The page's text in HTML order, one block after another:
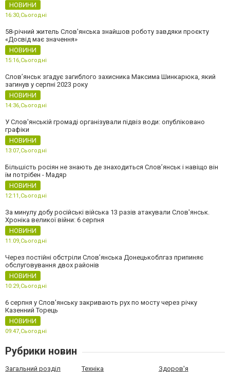
НОВИНИ
16:30,Сьогодні
58-річний житель Слов'янська знайшов роботу завдяки проєкту
«Досвід має значення»
НОВИНИ
15:16,Сьогодні
Слов’янськ згадує загиблого захисника Максима Шинкарюка, який
загинув у серпні 2023 року
НОВИНИ
14:36,Сьогодні
У Слов'янській громаді організували підвіз води: опубліковано
графіки
НОВИНИ
13:07,Сьогодні
Більшість росіян не знають де знаходиться Слов’янськ і навіщо він
їм потрібен - Мадяр
НОВИНИ
12:11,Сьогодні
За минулу добу російські війська 13 разів атакували Слов'янськ.
Хроніка великої війни: 6 серпня
НОВИНИ
11:09,Сьогодні
Через постійні обстріли Слов’янська Донецькоблгаз припиняє
обслуговування двох районів
НОВИНИ
10:29,Сьогодні
6 серпня у Слов'янську закривають рух по мосту через річку
Казенний Торець
НОВИНИ
09:47,Сьогодні
Рубрики новин
Загальний розділ Техніка Здоров'я